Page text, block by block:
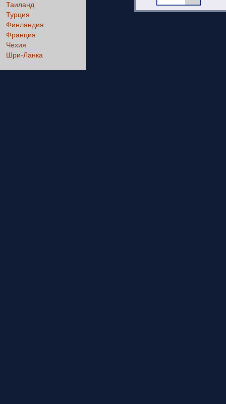
Таиланд
Турция
Финляндия
Франция
Чехия
Шри-Ланка